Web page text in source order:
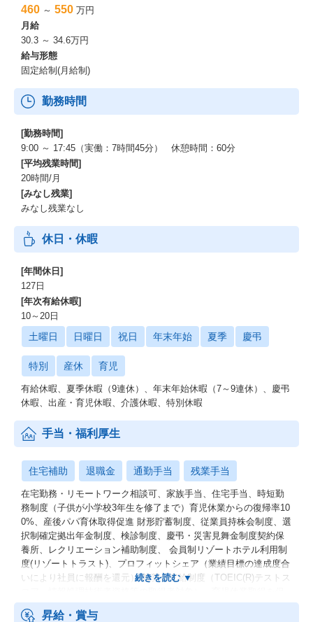
460 ～ 550 万円
月給
30.3 ～ 34.6万円
給与形態
固定給制(月給制)
勤務時間
[勤務時間]
9:00 ～ 17:45（実働：7時間45分） 休憩時間：60分
[平均残業時間]
20時間/月
[みなし残業]
みなし残業なし
休日・休暇
[年間休日]
127日
[年次有給休暇]
10～20日
土曜日 日曜日 祝日 年末年始 夏季 慶弔
特別 産休 育児
有給休暇、夏季休暇（9連休）、年末年始休暇（7～9連休）、慶弔
休暇、出産・育児休暇、介護休暇、特別休暇
手当・福利厚生
住宅補助 退職金 通勤手当 残業手当
在宅勤務・リモートワーク相談可、家族手当、住宅手当、時短勤
務制度（子供が小学校3年生を修了まで）育児休業からの復帰率10
0%、産後パパ育休取得促進 財形貯蓄制度、従業員持株会制度、選
択制確定拠出年金制度、検診制度、慶弔・災害見舞金制度契約保
養所、レクリエーション補助制度、 会員制リゾートホテル利用制
度(リゾートトラスト)、プロフィットシェア（業績目標の達成度合
いにより社員に報酬を還元） 報奨金支給制度（TOEIC(R)テストス
進中※男女ともに取得実績有
昇給・賞与